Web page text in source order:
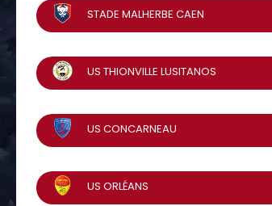
STADE MALHERBE CAEN
US THIONVILLE LUSITANOS
US CONCARNEAU
US ORLÉANS